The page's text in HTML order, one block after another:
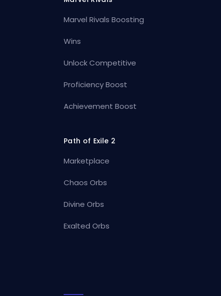
Marvel Rivals Boosting
Wins
Unlock Competitive
Proficiency Boost
Achievement Boost
Path of Exile 2
Marketplace
Chaos Orbs
Divine Orbs
Exalted Orbs